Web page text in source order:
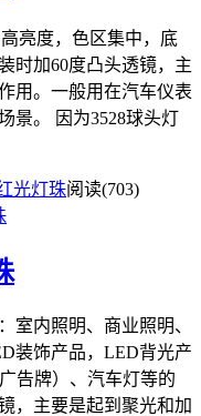
亮度，色区集中，底
时加60度凸头透镜，主
用。一般用在汽车仪表
景。 因为3528球头灯
光灯珠阅读(703)
室内照明、商业照明、
装饰产品，LED背光产
告牌）、汽车灯等的
，主要是起到聚光和加